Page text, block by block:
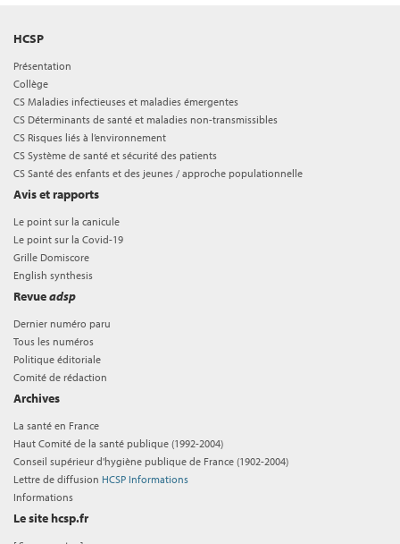
HCSP
Présentation
Collège
CS Maladies infectieuses et maladies émergentes
CS Déterminants de santé et maladies non-transmissibles
CS Risques liés à l’environnement
CS Système de santé et sécurité des patients
CS Santé des enfants et des jeunes / approche populationnelle
Avis et rapports
Le point sur la canicule
Le point sur la Covid-19
Grille Domiscore
English synthesis
Revueadsp
Dernier numéro paru
Tous les numéros
Politique éditoriale
Comité de rédaction
Archives
La santé en France
Haut Comité de la santé publique (1992-2004)
Conseil supérieur d'hygiène publique de France (1902-2004)
Lettre de diffusion HCSP Informations
Informations
Le site hcsp.fr